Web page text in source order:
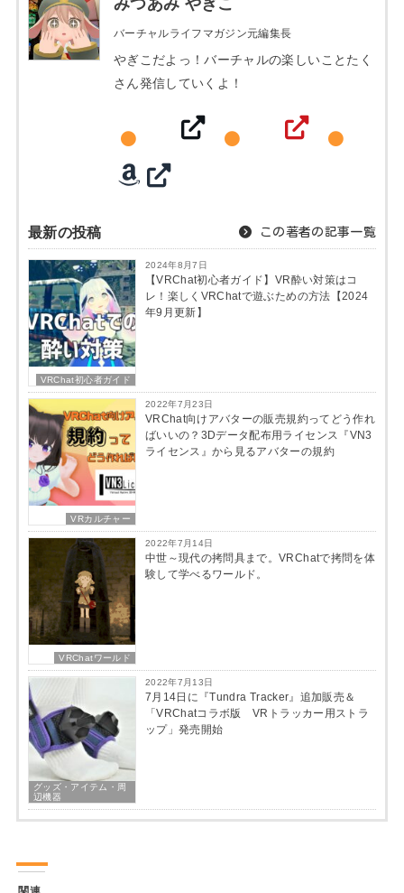
みつあみ やぎこ
バーチャルライフマガジン元編集長
やぎこだよっ！バーチャルの楽しいことたく
さん発信していくよ！
最新の投稿 この著者の記事一覧
VRChat初心者ガイド
2024年8月7日
【VRChat初心者ガイド】VR酔い対策はコ
レ！楽しくVRChatで遊ぶための方法【2024
年9月更新】
VRカルチャー
2022年7月23日
VRChat向けアバターの販売規約ってどう作れ
ばいいの？3Dデータ配布用ライセンス『VN3
ライセンス』から見るアバターの規約
VRChatワールド
2022年7月14日
中世～現代の拷問具まで。VRChatで拷問を体
験して学べるワールド。
グッズ・アイテム・周
辺機器
2022年7月13日
7月14日に『Tundra Tracker』追加販売＆
「VRChatコラボ版 VRトラッカー用ストラ
ップ」発売開始